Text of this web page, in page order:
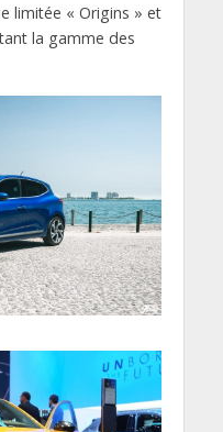
limitée « Origins » et
la gamme des